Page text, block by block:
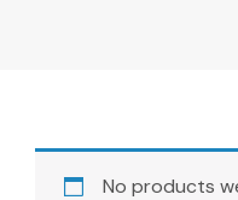
No products